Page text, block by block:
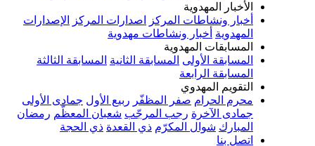
الأخبار المهدوية
أخبار ونشاطات المركز
اصدارات المركز
الإصدارات
المهدوية أخبار ونشاطات مهدوية
المسابقات المهدوية
المسابقة الأولى المسابقة الثانية المسابقة الثالثة
المسابقة الرابعة
التقويم المهدوي
محرم الحرام صفر المظفّر ربيع الأول جمادى الأولى
جمادى الآخرة رجب المرجّب شعبان المعظّم رمضان
المبارك شوال المكرّم ذي القعدة ذي الحجة
اتصل بنا